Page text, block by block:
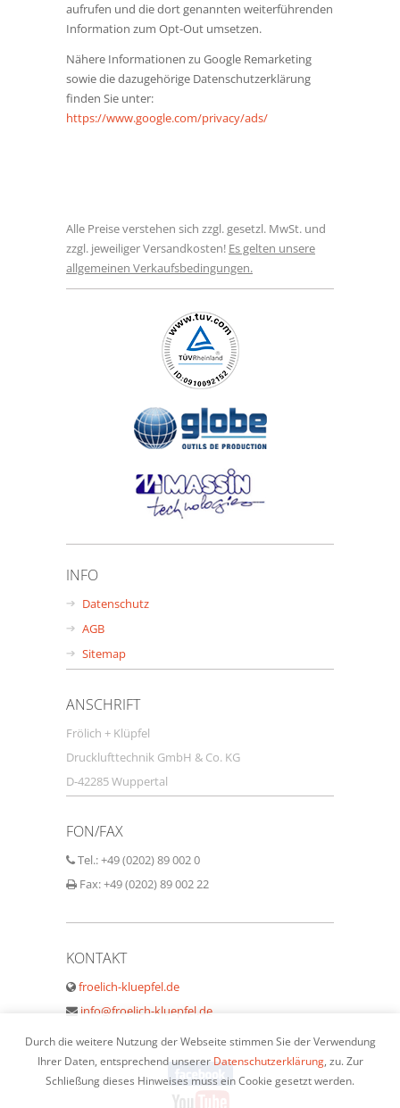
aufrufen und die dort genannten weiterführenden
Information zum Opt-Out umsetzen.
Nähere Informationen zu Google Remarketing
sowie die dazugehörige Datenschutzerklärung
finden Sie unter:
https://www.google.com/privacy/ads/
Alle Preise verstehen sich zzgl. gesetzl. MwSt. und
zzgl. jeweiliger Versandkosten! Es gelten unsere
allgemeinen Verkaufsbedingungen.
INFO
Datenschutz
AGB
Sitemap
ANSCHRIFT
Frölich + Klüpfel
Drucklufttechnik GmbH & Co. KG
D-42285 Wuppertal
FON/FAX
Tel.: +49 (0202) 89 002 0
Fax: +49 (0202) 89 002 22
KONTAKT
froelich-kluepfel.de
info@froelich-kluepfel.de
Durch die weitere Nutzung der Webseite stimmen Sie der Verwendung
Ihrer Daten, entsprechend unserer Datenschutzerklärung, zu. Zur
Schließung dieses Hinweises muss ein Cookie gesetzt werden.